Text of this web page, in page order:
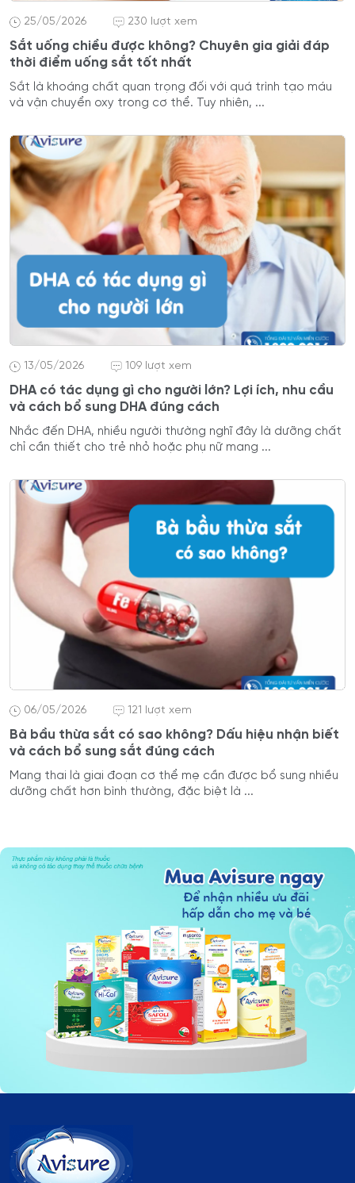
25/05/2026 230 lượt xem
Sắt uống chiều được không? Chuyên gia giải đáp
thời điểm uống sắt tốt nhất
Sắt là khoáng chất quan trọng đối với quá trình tạo máu
và vận chuyển oxy trong cơ thể. Tuy nhiên, ...
13/05/2026 109 lượt xem
DHA có tác dụng gì cho người lớn? Lợi ích, nhu cầu
và cách bổ sung DHA đúng cách
Nhắc đến DHA, nhiều người thường nghĩ đây là dưỡng chất
chỉ cần thiết cho trẻ nhỏ hoặc phụ nữ mang ...
06/05/2026 121 lượt xem
Bà bầu thừa sắt có sao không? Dấu hiệu nhận biết
và cách bổ sung sắt đúng cách
Mang thai là giai đoạn cơ thể mẹ cần được bổ sung nhiều
dưỡng chất hơn bình thường, đặc biệt là ...